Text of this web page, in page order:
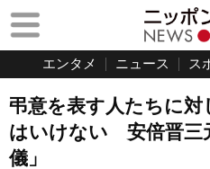
エンタメ ニュース ス
弔意を表す人たちに
はいけない 安倍晋三
儀」